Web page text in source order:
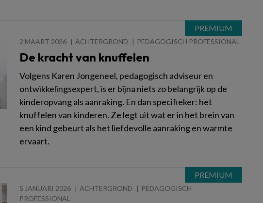
2 MAART 2026 ACHTERGROND PEDAGOGISCH PROFESSIONAL
De kracht van knuffelen
Volgens Karen Jongeneel, pedagogisch adviseur en
ontwikkelingsexpert, is er bijna niets zo belangrijk op de
kinderopvang als aanraking. En dan specifieker: het
knuffelen van kinderen. Ze legt uit wat er in het brein van
een kind gebeurt als het liefdevolle aanraking en warmte
ervaart.
5 JANUARI 2026 ACHTERGROND
PEDAGOGISCH
PROFESSIONAL